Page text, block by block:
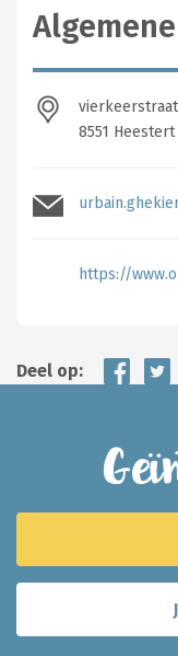
vierkeerstraat
8551 Heestert
https://
Deel op: